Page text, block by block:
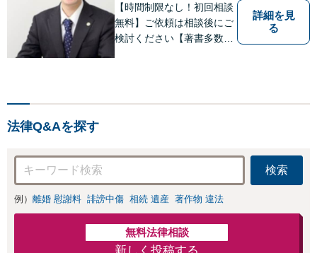
【時間制限なし！初回相談
無料】ご依頼は相談後にご
検討ください【著書多数】
詳細を見
る
法律Q&Aを探す
検索
例） 離婚 慰謝料 誹謗中傷 相続 遺産 著作物 違法
無料法律相談
新しく投稿する